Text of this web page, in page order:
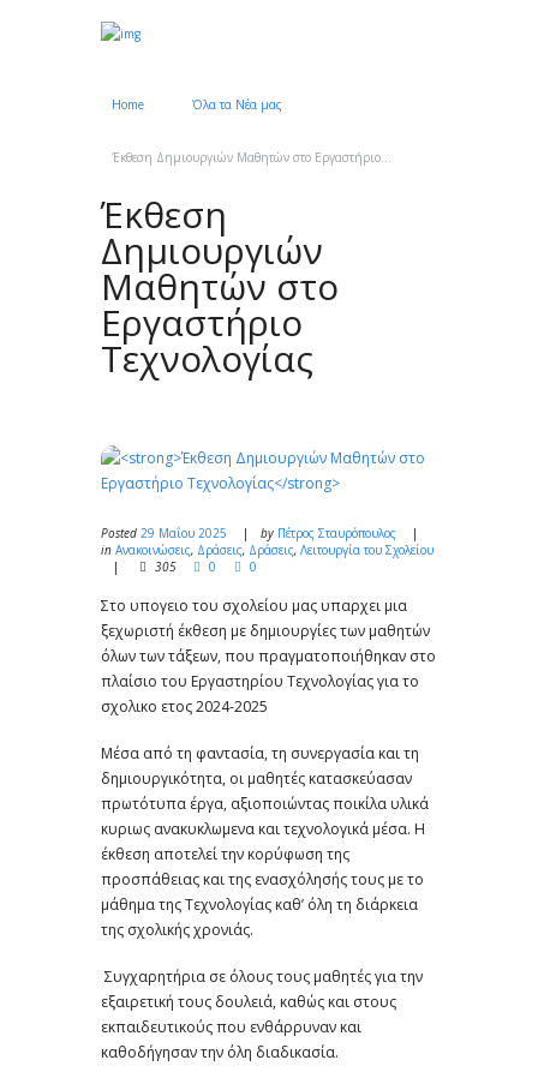
Home Όλα τα Νέα μας
Έκθεση Δημιουργιών Μαθητών στο Εργαστήριο...
Έκθεση
Δημιουργιών
Μαθητών στο
Εργαστήριο
Τεχνολογίας
Posted 29 Μαΐου 2025 by Πέτρος Σταυρόπουλος
in Ανακοινώσεις, Δράσεις, Δράσεις, Λειτουργία του Σχολείου
305
0 0
Στο υπογειο του σχολείου μας υπαρχει μια
ξεχωριστή έκθεση με δημιουργίες των μαθητών
όλων των τάξεων, που πραγματοποιήθηκαν στο
πλαίσιο του Εργαστηρίου Τεχνολογίας για το
σχολικο ετος 2024-2025
Μέσα από τη φαντασία, τη συνεργασία και τη
δημιουργικότητα, οι μαθητές κατασκεύασαν
πρωτότυπα έργα, αξιοποιώντας ποικίλα υλικά
κυριως ανακυκλωμενα και τεχνολογικά μέσα. Η
έκθεση αποτελεί την κορύφωση της
προσπάθειας και της ενασχόλησής τους με το
μάθημα της Τεχνολογίας καθ’ όλη τη διάρκεια
της σχολικής χρονιάς.
Συγχαρητήρια σε όλους τους μαθητές για την
εξαιρετική τους δουλειά, καθώς και στους
εκπαιδευτικούς που ενθάρρυναν και
καθοδήγησαν την όλη διαδικασία.